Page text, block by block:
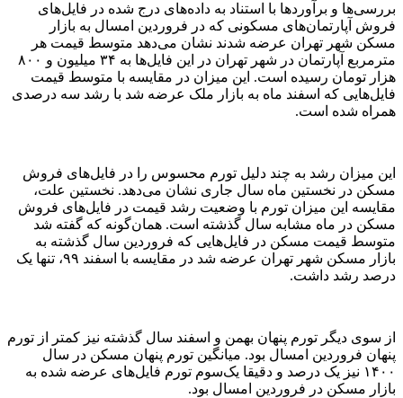
بررسی‌‌ها و برآوردها با استناد به داده‌های درج شده در فایل‌‌های
فروش آپارتمان‌‌های مسکونی که در فروردین امسال به بازار
مسکن شهر تهران عرضه شدند نشان می‌دهد متوسط قیمت هر
مترمربع آپارتمان در شهر تهران در این فایل‌‌ها به ۳۴ میلیون و ۸۰۰
هزار تومان رسیده است. این میزان در مقایسه با متوسط قیمت
فایل‌‌هایی که اسفند ماه به بازار ملک عرضه شد با رشد سه درصدی
همراه شده است.
این میزان رشد به چند دلیل تورم محسوس را در فایل‌‌های فروش
مسکن در نخستین ماه سال جاری نشان می‌دهد. نخستین علت،
مقایسه این میزان تورم با وضعیت رشد قیمت در فایل‌‌های فروش
مسکن در ماه مشابه سال گذشته است. همان‌گونه که گفته شد
متوسط قیمت مسکن در فایل‌‌هایی که فروردین سال گذشته به
بازار مسکن شهر تهران عرضه شد در مقایسه با اسفند ۹۹، تنها یک
درصد رشد داشت.
از سوی دیگر تورم پنهان بهمن و اسفند سال گذشته نیز کمتر از تورم
پنهان فروردین امسال بود. میانگین تورم پنهان مسکن در سال
۱۴۰۰ نیز یک درصد و دقیقا یک‌سوم تورم فایل‌‌های عرضه شده به
بازار مسکن در فروردین امسال بود.